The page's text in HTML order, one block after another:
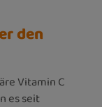
den
Vitamin C
es seit